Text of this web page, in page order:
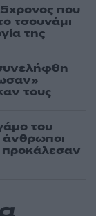
που
τσουνάμι
της
τους
του
άνθρωποι
προκάλεσαν